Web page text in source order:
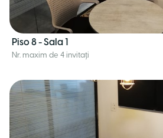
Piso 8 - Sala 1
Nr. maxim de 4 invitați